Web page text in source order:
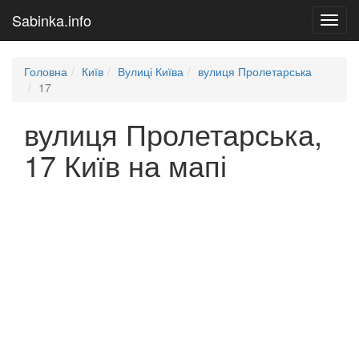
Sabinka.info
Головна Київ Вулиці Київа
вулиця Пролетарська
17
вулиця Пролетарська,
17 Київ на мапі